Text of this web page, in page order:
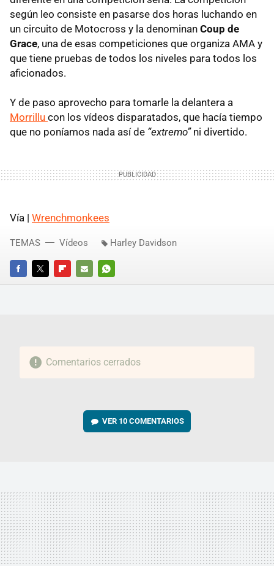
según leo consiste en pasarse dos horas luchando en
un circuito de Motocross y la denominan Coup de
Grace, una de esas competiciones que organiza AMA y
que tiene pruebas de todos los niveles para todos los
aficionados.
Y de paso aprovecho para tomarle la delantera a
Morrillu con los vídeos disparatados, que hacía tiempo
que no poníamos nada así de “extremo”ni divertido.
Vía | Wrenchmonkees
FACEBOOKTWITTERFLIPBOARD
E-
WHATSAPP
TEMAS Vídeos Harley Davidson
Comentarios cerrados
VER 10 COMENTARIOS